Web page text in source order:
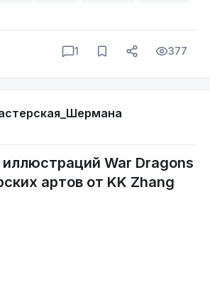
1 377
War Dragons
артов от KK Zhang